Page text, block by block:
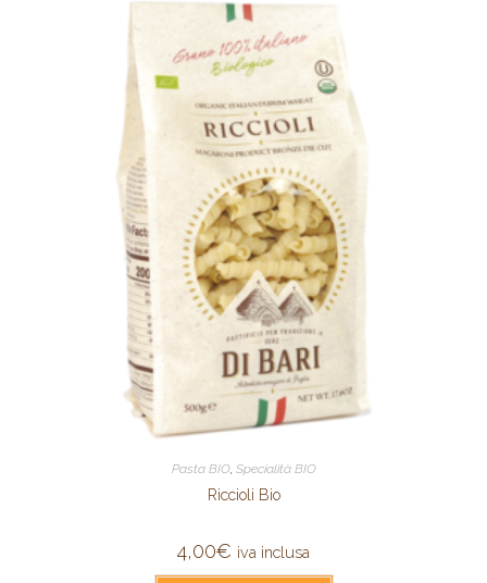
Pasta BIO, Specialità BIO
Riccioli Bio
4,00€ iva inclusa